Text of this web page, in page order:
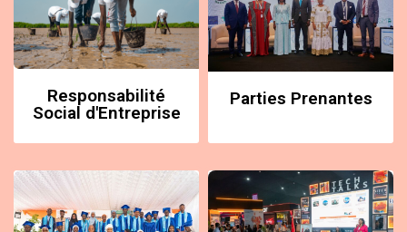
Responsabilité
Social d'Entreprise
Parties Prenantes